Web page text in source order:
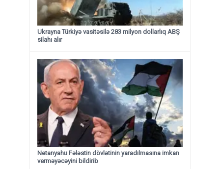
Ukrayna Türkiyə vasitəsilə 283 milyon dollarlıq ABŞ
silahı alır
Netanyahu Fələstin dövlətinin yaradılmasına imkan
verməyəcəyini bildirib